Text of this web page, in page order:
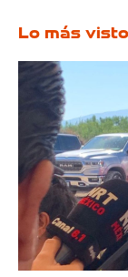
Lo más visto